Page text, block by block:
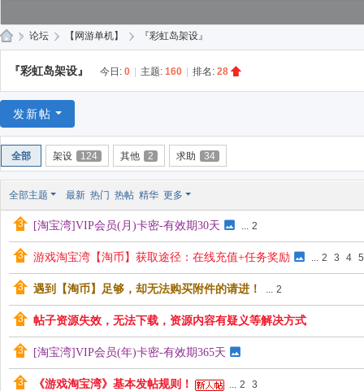
淘
宝
湾
» 论坛 › 【网游单机】 › 『彩虹岛架设』
『彩虹岛架设』 今日: 0 主题: 160 排名: 28
发新帖
全部 架设 124 其他 2 求助 34
全部主题 最新 热门 热帖 精华 更多
[淘宝湾]VIP会员(月)卡密-有效期30天 ... 2
游戏淘宝湾【淘币】获取途径：在线充值+任务奖励 ... 2 3 4 5
遇到【淘币】足够，却无法购买附件的请进！ ... 2
帖子资源失效，无法下载，资源内容有疑义等解决方式
[淘宝湾]VIP会员(年)卡密-有效期365天
《游戏淘宝湾》基本发帖规则！ ... 2 3